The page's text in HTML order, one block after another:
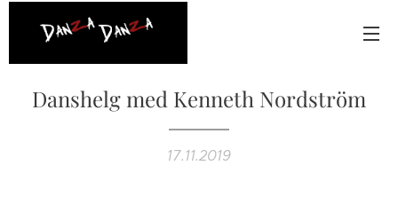
Danshelg med Kenneth Nordström
17.11.2019